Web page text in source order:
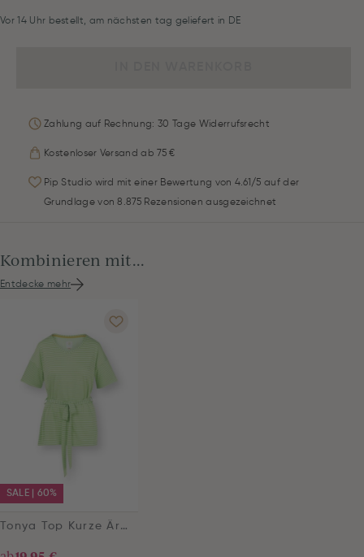
Vor 14 Uhr bestellt, am nächsten tag geliefert in DE
Zahlung auf Rechnung: 30 Tage Widerrufsrecht
Kostenloser Versand ab 75 €
Pip Studio wird mit einer Bewertung von 4.61/5 auf der
Grundlage von 8.875 Rezensionen ausgezeichnet
Kombinieren mit...
Entdecke mehr
SALE | 60%
Tonya Top Kurze Ärmeln Little Sumo Stripe Grün